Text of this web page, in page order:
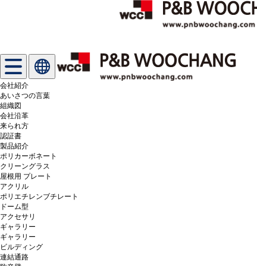
会社紹介
あいさつの言葉
組織図
会社沿革
来られ方
認証書
製品紹介
ポリカーボネート
クリーングラス
屋根用 プレート
アクリル
ポリエチレンブチレート
ドーム型
アクセサリ
ギャラリー
ギャラリー
ビルディング
連結通路